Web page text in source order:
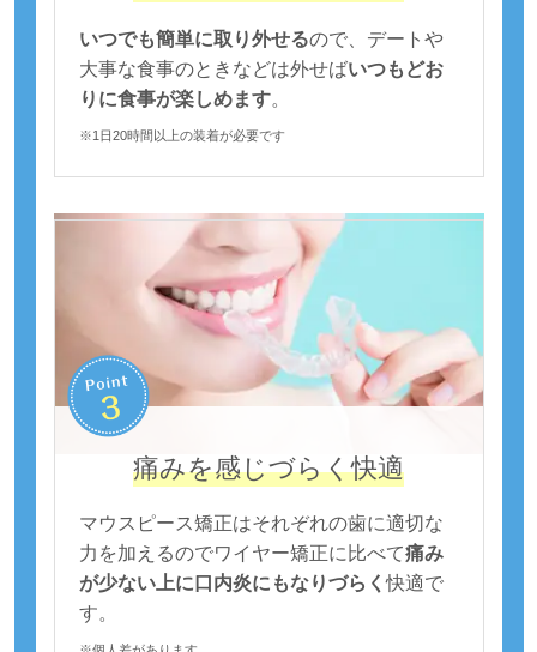
いつでも簡単に取り外せるので、デートや
大事な食事のときなどは外せばいつもどお
りに食事が楽しめます。
※1日20時間以上の装着が必要です
痛みを感じづらく快適
マウスピース矯正はそれぞれの歯に適切な
力を加えるのでワイヤー矯正に比べて痛み
が少ない上に口内炎にもなりづらく快適で
す。
※個人差があります